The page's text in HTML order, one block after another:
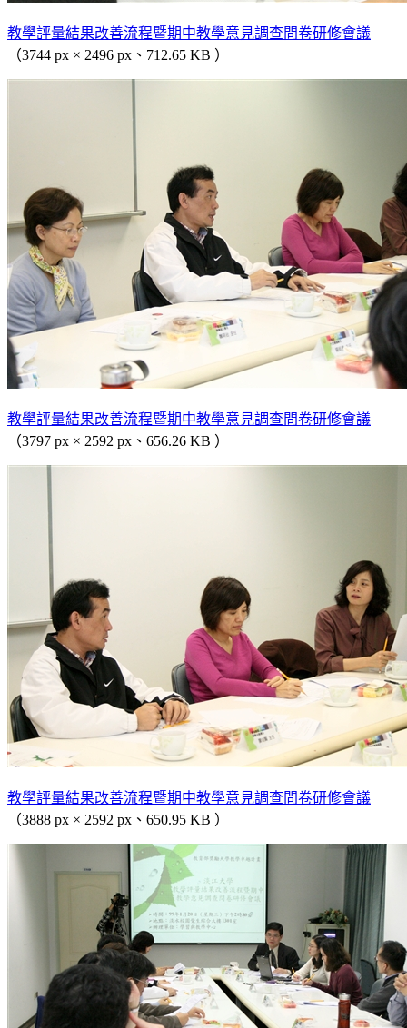
教學評量結果改善流程暨期中教學意見調查問卷研修會議
（3744 px × 2496 px、712.65 KB ）
教學評量結果改善流程暨期中教學意見調查問卷研修會議
（3797 px × 2592 px、656.26 KB ）
教學評量結果改善流程暨期中教學意見調查問卷研修會議
（3888 px × 2592 px、650.95 KB ）